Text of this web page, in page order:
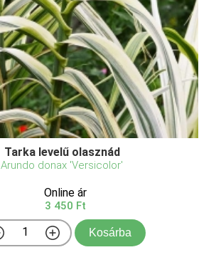
Tarka levelű olasznád
Arundo donax 'Versicolor'
Online ár
3 450 Ft
Kosárba